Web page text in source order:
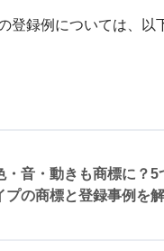
登録例については、以
・音・動きも商標に？5
プの商標と登録事例を